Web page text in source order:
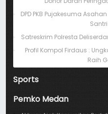
DPD PKB Pujakesuma
Satreskrim Polresta
Profil Kompol Firdaus :
Raih
Sports
Pemko Medan